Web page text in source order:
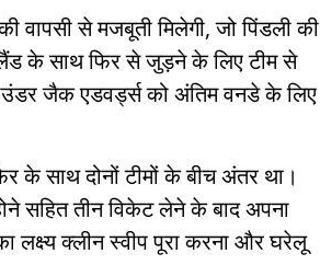
से मजबूती मिलेगी, जो पिंडली की
के साथ फिर से जुड़ने के लिए टीम से
जैक एडवर्ड्स को अंतिम वनडे के लिए
के साथ दोनों टीमों के बीच अंतर था।
सहित तीन विकेट लेने के बाद अपना
क्लीन स्वीप पूरा करना और घरेलू